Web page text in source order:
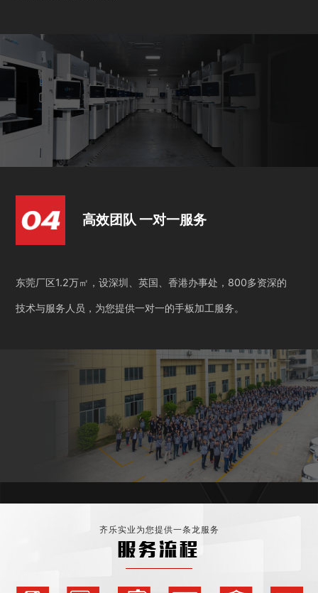
高效团队 一对一服务
东莞厂区1.2万㎡，设深圳、英国、香港办事处，800多资深的
技术与服务人员，为您提供一对一的手板加工服务。
齐乐实业为您提供一条龙服务
服务流程